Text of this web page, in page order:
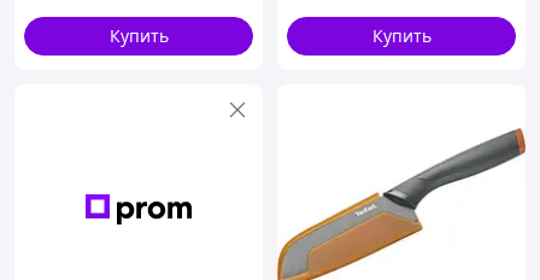
Долговечность благодаря качественным
материалам
Простота в уходе и использовании
⭐ Наличие товара обновляется каждые 4 часа.
⭐ Все заказы, по тем или иным причинам, будут
отправлены в течение 1–3 дней.
⭐ Прием и отправка заказов пнд - суб до 17:00. Неделя
Купить
Купить